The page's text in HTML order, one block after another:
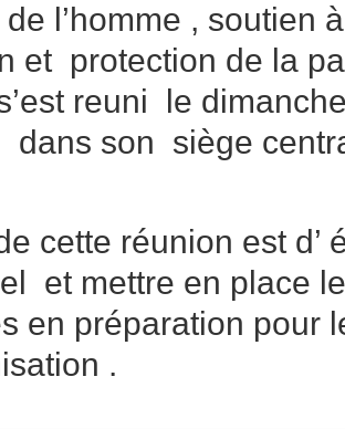
l’homme , soutien à
et protection de la
reuni le
dans son siège
cette réunion est d’
et mettre en place
en préparation pour
.